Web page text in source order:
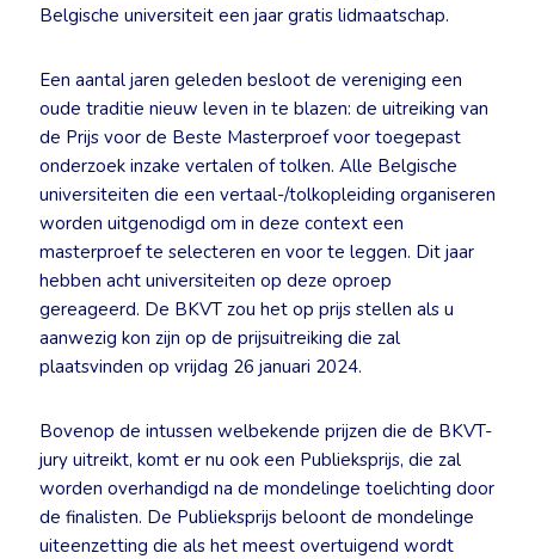
Belgische universiteit een jaar gratis lidmaatschap.
Een aantal jaren geleden besloot de vereniging een
oude traditie nieuw leven in te blazen: de uitreiking van
de Prijs voor de Beste Masterproef voor toegepast
onderzoek inzake vertalen of tolken. Alle Belgische
universiteiten die een vertaal-/tolkopleiding organiseren
worden uitgenodigd om in deze context een
masterproef te selecteren en voor te leggen. Dit jaar
hebben acht universiteiten op deze oproep
gereageerd. De BKVT zou het op prijs stellen als u
aanwezig kon zijn op de prijsuitreiking die zal
plaatsvinden op vrijdag 26 januari 2024.
Bovenop de intussen welbekende prijzen die de BKVT-
jury uitreikt, komt er nu ook een Publieksprijs, die zal
worden overhandigd na de mondelinge toelichting door
de finalisten. De Publieksprijs beloont de mondelinge
uiteenzetting die als het meest overtuigend wordt